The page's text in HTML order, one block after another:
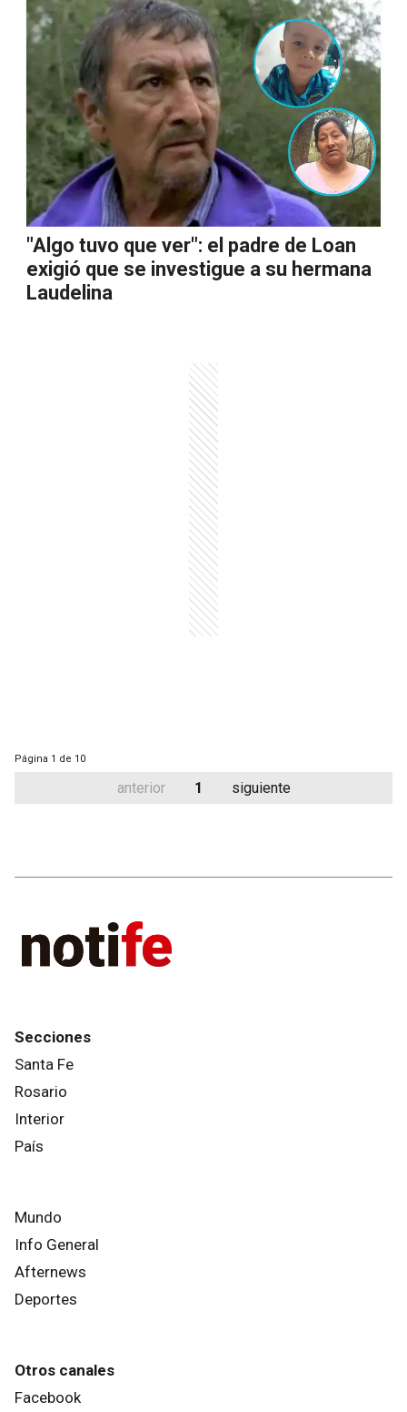
"Algo tuvo que ver": el padre de Loan
exigió que se investigue a su hermana
Laudelina
Página 1 de 10
anterior 1 siguiente
Secciones
Santa Fe
Rosario
Interior
País
Mundo
Info General
Afternews
Deportes
Otros canales
Facebook